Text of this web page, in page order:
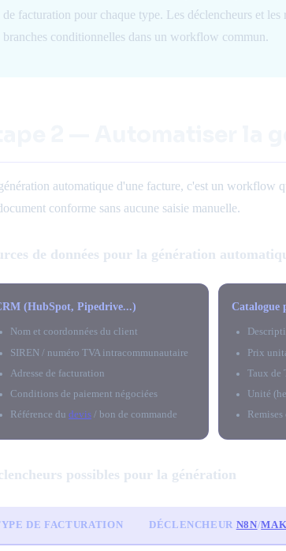
de facturation pour chaque type. Les déclencheurs et
branches conditionnelles dans un workflow commun.
automatique d'une facture, c'est un workflow
conforme sans aucune saisie manuelle.
de données pour la génération
(HubSpot, Pipedrive...)
Nom et coordonnées du client
SIREN / numéro TVA intracommunautaire
Adresse de facturation
Conditions de paiement négociées
Référence du devis / bon de commande
Catalogue
Prix
Taux de
Unité
possibles pour la génération
DE FACTURATION DÉCLENCHEUR N8N/